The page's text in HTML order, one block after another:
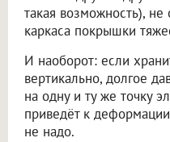
такая возможность),
каркаса покрышки
И наоборот: если
вертикально, долгое
на одну и ту же точку
приведёт к
не надо.